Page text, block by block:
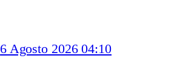
6 Agosto 2026 04:10